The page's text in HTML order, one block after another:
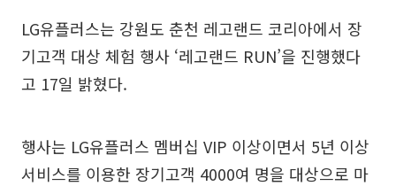
LG유플러스는 강원도 춘천 레고랜드 코리아에서 장
기고객 대상 체험 행사 ‘레고랜드 RUN’을 진행했다
고 17일 밝혔다.
행사는 LG유플러스 멤버십 VIP 이상이면서 5년 이상
서비스를 이용한 장기고객 4000여 명을 대상으로 마